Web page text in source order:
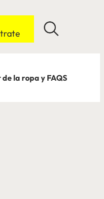
la ropa y FAQS